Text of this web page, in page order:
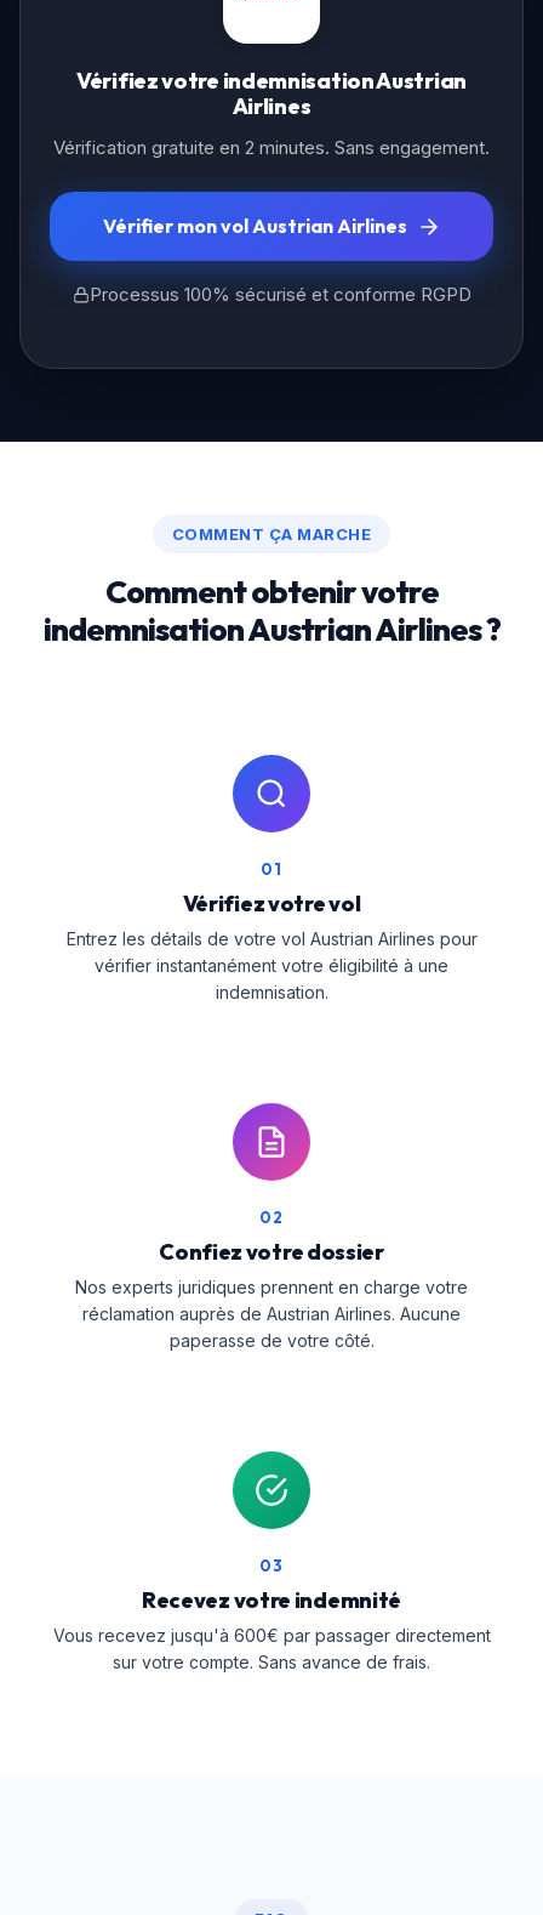
Vérifiez votre indemnisation Austrian
Airlines
Vérification gratuite en 2 minutes. Sans engagement.
Vérifier mon vol Austrian Airlines
Processus 100% sécurisé et conforme RGPD
COMMENT ÇA MARCHE
Comment obtenir votre
indemnisation Austrian Airlines ?
01
Vérifiez votre vol
Entrez les détails de votre vol Austrian Airlines pour
vérifier instantanément votre éligibilité à une
indemnisation.
02
Confiez votre dossier
Nos experts juridiques prennent en charge votre
réclamation auprès de Austrian Airlines. Aucune
paperasse de votre côté.
03
Recevez votre indemnité
Vous recevez jusqu'à 600€ par passager directement
sur votre compte. Sans avance de frais.